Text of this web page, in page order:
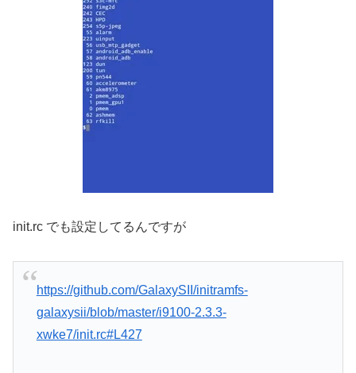
このファイルを
/system/etc/permissions/android.hardware.nfc.xml に置い
て再起動しましょう。
しかしなんで NFC 搭載しなかったんでしょうね。技術的
な問題なのか電波的な問題なのかどうなのか…